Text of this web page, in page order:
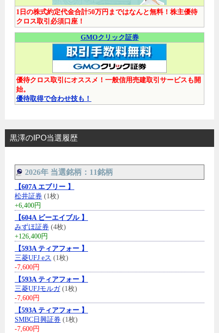
1日の株式約定代金合計50万円まではなんと無料！株主優待
クロス取引必須口座！
GMOクリック証券
優待クロス取引にオススメ！一般信用売建取引サービスも開
始。
優待取得で合わせ技も！
黒澤のIPO当選履歴
2026年 当選銘柄：11銘柄
【607A エブリー 】
松井証券 (1枚)
+6,400円
【604A ビーエイブル 】
みずほ証券 (4枚)
+126,400円
【593A ティアフォー 】
三菱UFJ eス (1枚)
-7,600円
【593A ティアフォー 】
三菱UFJモルガ(1枚)
-7,600円
【593A ティアフォー 】
SMBC日興証券 (1枚)
-7,600円